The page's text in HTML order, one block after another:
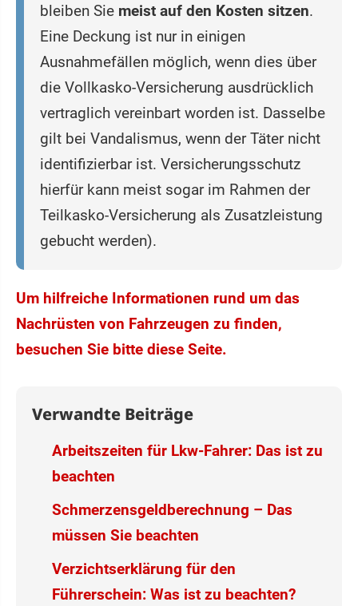
bleiben Sie meist auf den Kosten sitzen.
Eine Deckung ist nur in einigen
Ausnahmefällen möglich, wenn dies über
die Vollkasko-Versicherung ausdrücklich
vertraglich vereinbart worden ist. Dasselbe
gilt bei Vandalismus, wenn der Täter nicht
identifizierbar ist. Versicherungsschutz
hierfür kann meist sogar im Rahmen der
Teilkasko-Versicherung als Zusatzleistung
gebucht werden).
Um hilfreiche Informationen rund um das
Nachrüsten von Fahrzeugen zu finden,
besuchen Sie bitte diese Seite.
Verwandte Beiträge
Arbeitszeiten für Lkw-Fahrer: Das ist zu
beachten
Schmerzensgeldberechnung – Das
müssen Sie beachten
Verzichtserklärung für den
Führerschein: Was ist zu beachten?